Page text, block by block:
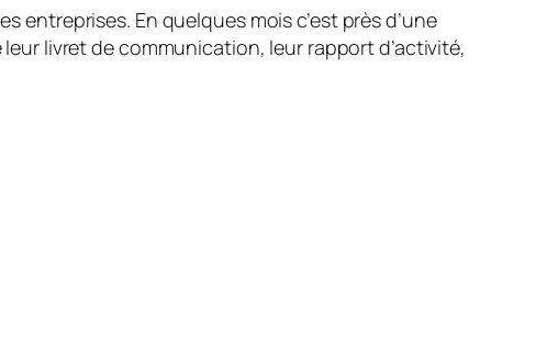
entreprises. En quelques mois c’est près d’une
livret de communication, leur rapport d’activité,